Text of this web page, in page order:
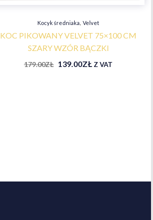
Kocyk średniaka,Velvet
KOC PIKOWANY VELVET 75×100 CM
SZARY WZÓR BĄCZKI
179.00ZŁ 139.00ZŁ Z VAT